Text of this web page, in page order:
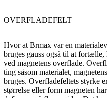
OVERFLADEFELT
Hvor at Brmax var en
bruges gauss også til at
ved magnetens overflade.
ting såsom materialet,
bruges. Overfladefeltets styrke
størrelse eller form magneten